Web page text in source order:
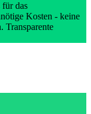
das
Kosten - keine
Transparente